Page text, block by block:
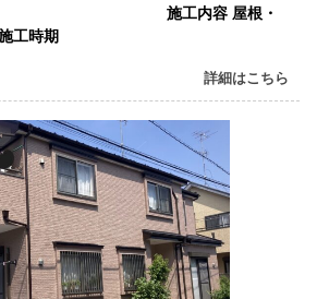
施工内容 屋根・
工時期
詳細はこちら